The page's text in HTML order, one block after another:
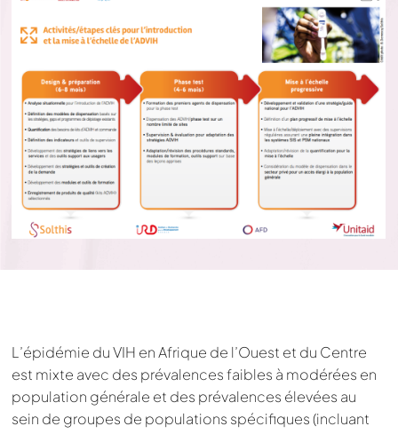
L’épidémie du VIH en Afrique de l’Ouest et du Centre
est mixte avec des prévalences faibles à modérées en
population générale et des prévalences élevées au
sein de groupes de populations spécifiques (incluant